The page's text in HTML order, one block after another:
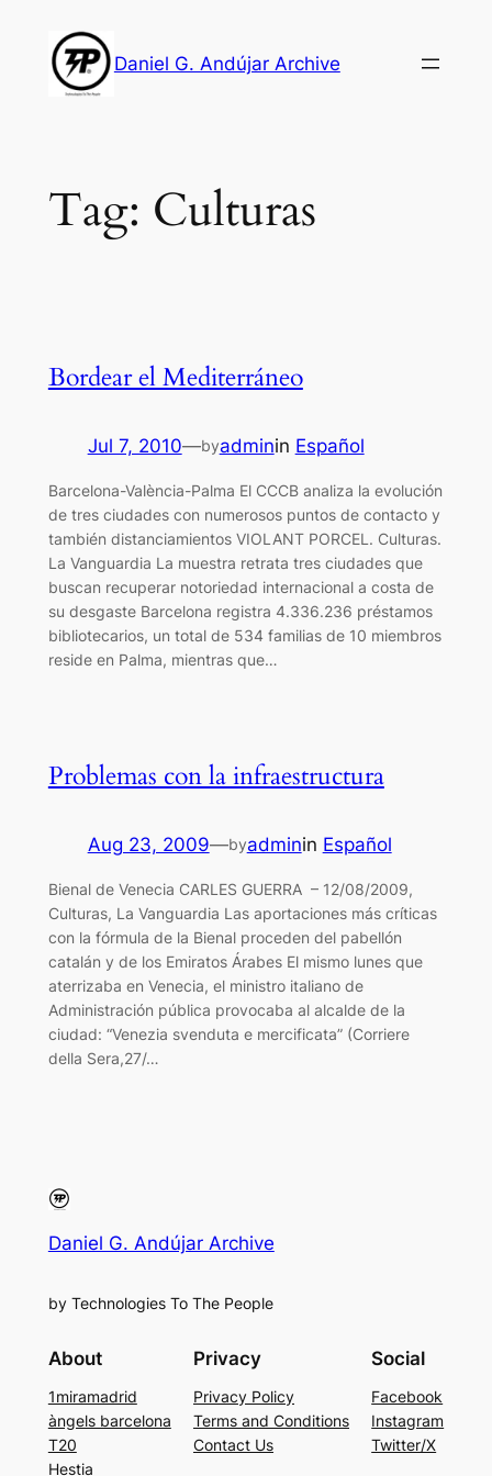
content
Daniel G. Andújar Archive
Tag: Culturas
Bordear el Mediterráneo
Jul 7, 2010—byadminin Español
Barcelona-València-Palma El CCCB analiza la evolución
de tres ciudades con numerosos puntos de contacto y
también distanciamientos VIOLANT PORCEL. Culturas.
La Vanguardia La muestra retrata tres ciudades que
buscan recuperar notoriedad internacional a costa de
su desgaste Barcelona registra 4.336.236 préstamos
bibliotecarios, un total de 534 familias de 10 miembros
reside en Palma, mientras que…
Problemas con la infraestructura
Aug 23, 2009—byadminin Español
Bienal de Venecia CARLES GUERRA – 12/08/2009,
Culturas, La Vanguardia Las aportaciones más críticas
con la fórmula de la Bienal proceden del pabellón
catalán y de los Emiratos Árabes El mismo lunes que
aterrizaba en Venecia, el ministro italiano de
Administración pública provocaba al alcalde de la
ciudad: “Venezia svenduta e mercificata” (Corriere
della Sera,27/…
Daniel G. Andújar Archive
by Technologies To The People
About
1miramadrid
àngels barcelona
T20
Hestia
Privacy
Privacy Policy
Terms and Conditions
Contact Us
Social
Facebook
Instagram
Twitter/X